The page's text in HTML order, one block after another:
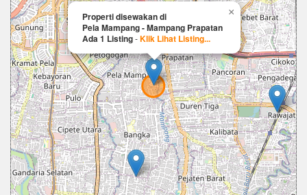
Properti disewakan di
Pela Mampang - Mampang Prapatan
Ada 1 Listing-Klik Lihat Listing...
×